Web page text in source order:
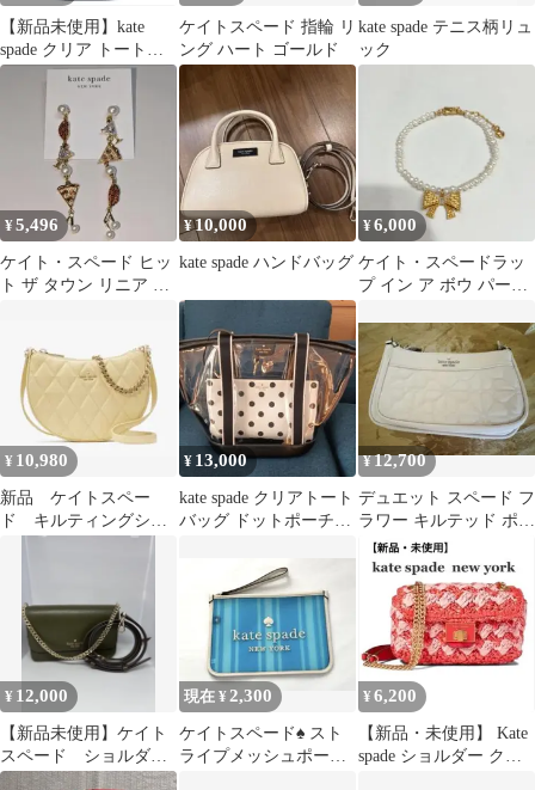
【新品未使用】kate
spade クリア トートバ
ッグ 透明
ケイトスペード 指輪 リ
ング ハート ゴールド
kate spade テニス柄リュ
ック
¥5,496
ケイト・スペード ヒッ
ト ザ タウン リニア ピ
¥10,000
kate spade ハンドバッグ
¥6,000
ケイト・スペードラッ
プ イン ア ボウ パール
¥ 10,980
新品 ケイトスペー
ド キルティングショ
¥ 13,000
kate spade クリアトート
バッグ ドットポーチ付
¥12,700
デュエット スペード フ
ラワー キルテッド ポリ
ー スモール クロスボデ
ィ
¥ 12,000
【新品未使用】ケイト
スペード ショルダー
バッグ カーキ
現在 ¥2,300
ケイトスペード♠️ スト
ライプメッシュポーチ
¥ 6,200
【新品・未使用】 Kate
spade ショルダー クロ